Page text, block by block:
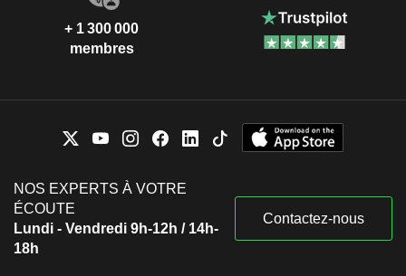
+ 1 300 000
membres
NOS EXPERTS À VOTRE
ÉCOUTE
Lundi - Vendredi 9h-12h / 14h-
18h
Contactez-nous